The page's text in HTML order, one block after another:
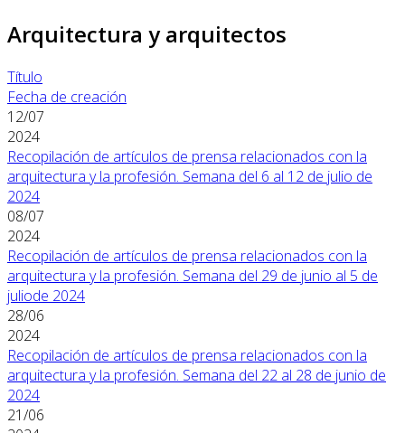
Arquitectura y arquitectos
Título
Fecha de creación
12/07
2024
Recopilación de artículos de prensa relacionados con la
arquitectura y la profesión. Semana del 6 al 12 de julio de
2024
08/07
2024
Recopilación de artículos de prensa relacionados con la
arquitectura y la profesión. Semana del 29 de junio al 5 de
juliode 2024
28/06
2024
Recopilación de artículos de prensa relacionados con la
arquitectura y la profesión. Semana del 22 al 28 de junio de
2024
21/06